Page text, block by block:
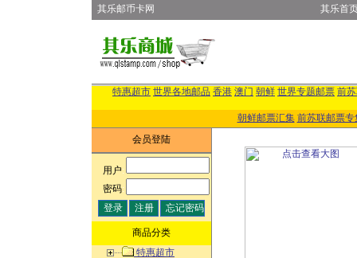
其乐邮币卡网 其乐首
特惠超市 世界各地邮品 香港 澳门 朝鲜 世界专题邮票 前
朝鲜邮票汇集 前苏联邮票专
会员登陆
用户:
密码:
商品分类
特惠超市